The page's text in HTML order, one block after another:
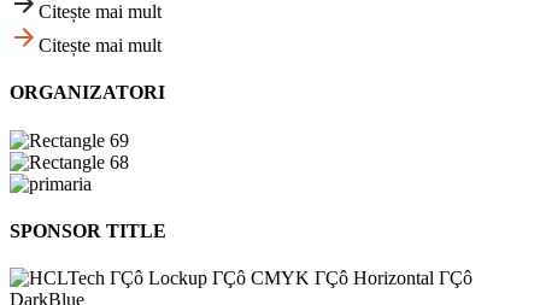
Citește mai mult
Citește mai mult
ORGANIZATORI
SPONSOR TITLE